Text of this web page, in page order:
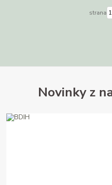
strana
Novinky z